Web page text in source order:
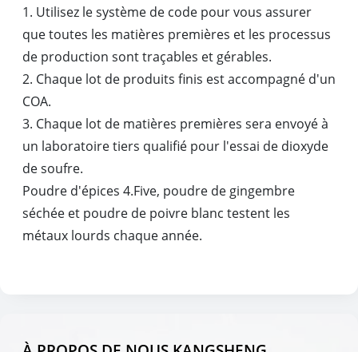
1. Utilisez le système de code pour vous assurer
que toutes les matières premières et les processus
de production sont traçables et gérables.
2. Chaque lot de produits finis est accompagné d'un
COA.
3. Chaque lot de matières premières sera envoyé à
un laboratoire tiers qualifié pour l'essai de dioxyde
de soufre.
Poudre d'épices 4.Five, poudre de gingembre
séchée et poudre de poivre blanc testent les
métaux lourds chaque année.